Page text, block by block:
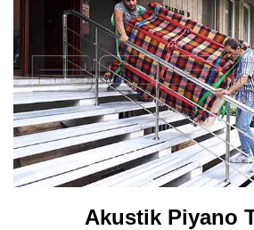
Akustik Piyano